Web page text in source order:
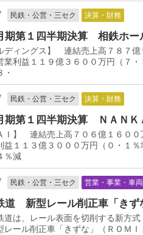
民鉄・公営・三セク 決算・財務
期第１四半期決算 相鉄ホー
ディングス】 連結売上高７８７億
業利益１１９億３６００万円（７
・
民鉄・公営・三セク 決算・財務
期第１四半期決算 ＮＡＮＫ
Ｉ】 連結売上高７０６億１６０
益１１３億３０００万円（０・１
％減
民鉄・公営・三セク 営業・事業・車両
道 新型レール削正車「きず
は、レール表面を切削する新方式
レール削正車「きずな」（ＲＯＭ